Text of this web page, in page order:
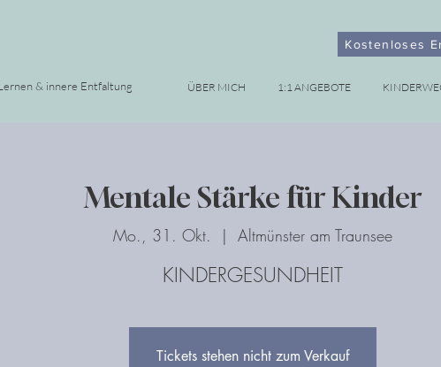
& innere Entfaltung
Kostenloses
ÜBER MICH 1:1 ANGEBOTE
Mentale Stärke für Kinder
Mo., 31. Okt.
  |
Altmünster am Traunsee
KINDERGESUNDHEIT
Tickets stehen nicht zum Verkauf